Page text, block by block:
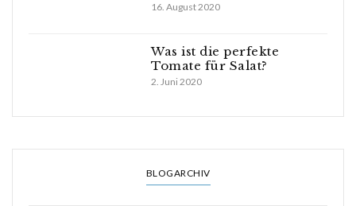
16. August 2020
Was ist die perfekte
Tomate für Salat?
2. Juni 2020
BLOGARCHIV